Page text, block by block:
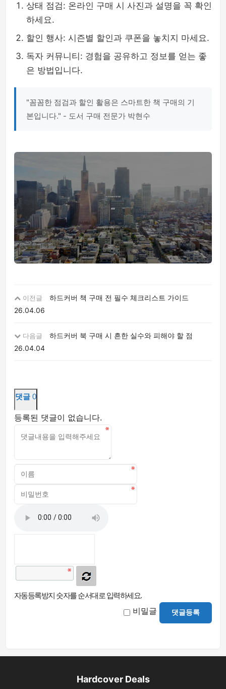
상태 점검: 온라인 구매 시 사진과 설명을 꼭 확인
하세요.
할인 행사: 시즌별 할인과 쿠폰을 놓치지 마세요.
독자 커뮤니티: 경험을 공유하고 정보를 얻는 좋
은 방법입니다.
"꼼꼼한 점검과 할인 활용은 스마트한 책 구매의 기
본입니다." - 도서 구매 전문가 박현수
이전글
하드커버 책 구매 전 필수 체크리스트 가이드
26.04.06
다음글
하드커버 북 구매 시 흔한 실수와 피해야 할 점
26.04.04
댓글 0
등록된 댓글이 없습니다.
자동등록방지 숫자를 순서대로 입력하세요.
비밀글 댓글등록
Hardcover Deals